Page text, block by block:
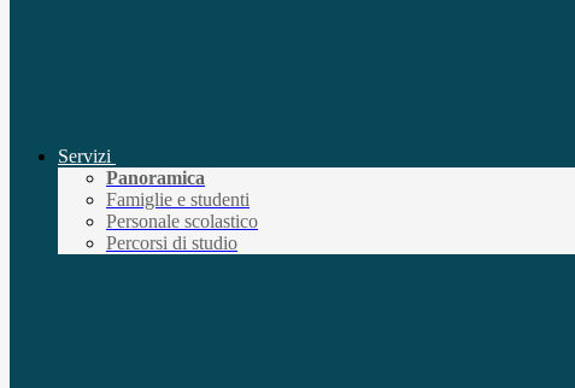
Servizi
Panoramica
Famiglie e studenti
Personale scolastico
Percorsi di studio